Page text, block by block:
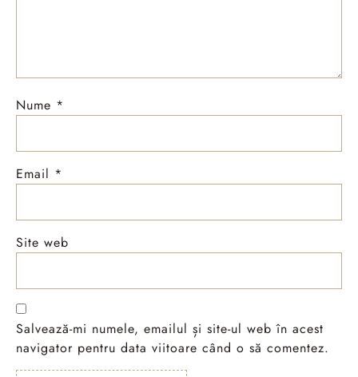
Nume *
Email *
Site web
Salvează-mi numele, emailul și site-ul web în acest
navigator pentru data viitoare când o să comentez.